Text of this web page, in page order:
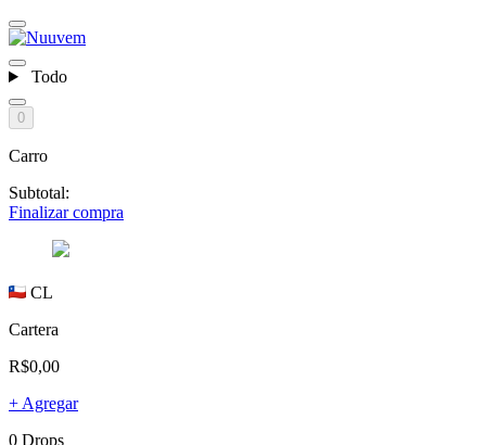
Todo
0
Carro
Subtotal:
Finalizar compra
CL
Cartera
R$0,00
+ Agregar
0 Drops